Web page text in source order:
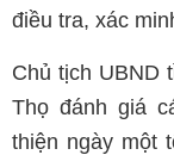
điều tra, xác
Chủ tịch UBND
Thọ đánh giá
thiện ngày một